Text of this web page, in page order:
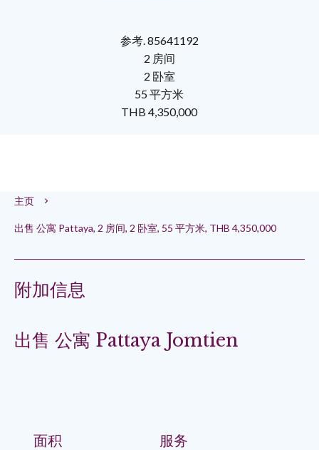
参考. 85641192
2 房间
2 卧室
55 平方米
THB 4,350,000
主页
出售 公寓 Pattaya, 2 房间, 2 卧室, 55 平方米, THB 4,350,000
附加信息
出售 公寓 Pattaya Jomtien
面积 服务